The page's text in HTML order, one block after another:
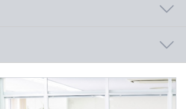
ジェクトを成功に完了させるべく行動
ルトランスファー、レビュー、課題管
ェクトの状況・特性を見ながら最適な
ます。
の上、当社規定により決定いたしま